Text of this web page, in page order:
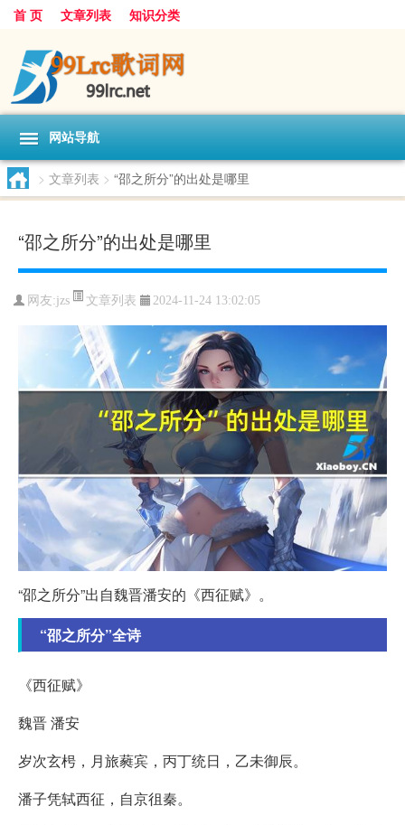
首 页 文章列表 知识分类
网站导航
> 文章列表 > “邵之所分”的出处是哪里
“邵之所分”的出处是哪里
网友:jzs 文章列表 2024-11-24 13:02:05
“邵之所分”出自魏晋潘安的《西征赋》。
“邵之所分”全诗
《西征赋》
魏晋 潘安
岁次玄枵，月旅蕤宾，丙丁统日，乙未御辰。
潘子凭轼西征，自京徂秦。